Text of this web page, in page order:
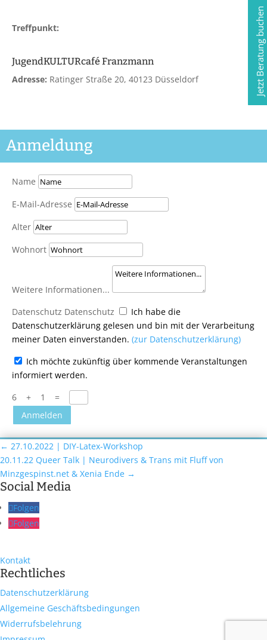
Treffpunkt:
JugendKULTURcafé Franzmann
Adresse: Ratinger Straße 20, 40123 Düsseldorf
Anmeldung
Name
E-Mail-Adresse
Alter
Wohnort
Weitere Informationen...
Datenschutz Datenschutz
Ich habe die
Datenschutzerklärung gelesen und bin mit der Verarbeitung
meiner Daten einverstanden. (zur Datenschutzerklärung)
Ich möchte zukünftig über kommende Veranstaltungen
informiert werden.
6 + 1
=
Anmelden
← 27.10.2022 | DIY-Latex-Workshop
20.11.22 Queer Talk | Neurodivers & Trans mit Fluff von
Minzgespinst.net & Xenia Ende →
Social Media
Folgen
Folgen
Kontakt
Rechtliches
Datenschutzerklärung
Allgemeine Geschäftsbedingungen
Widerrufsbelehrung
Jetzt Beratung buchen